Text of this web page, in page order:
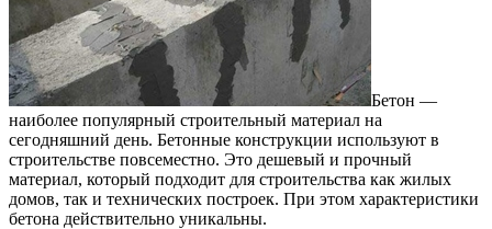
Бетон —
наиболее популярный строительный материал на
сегодняшний день. Бетонные конструкции используют в
строительстве повсеместно. Это дешевый и прочный
материал, который подходит для строительства как жилых
домов, так и технических построек. При этом характеристики
бетона действительно уникальны.